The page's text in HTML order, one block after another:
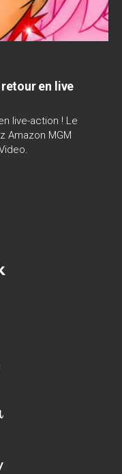
en live
live-action ! Le
Amazon MGM